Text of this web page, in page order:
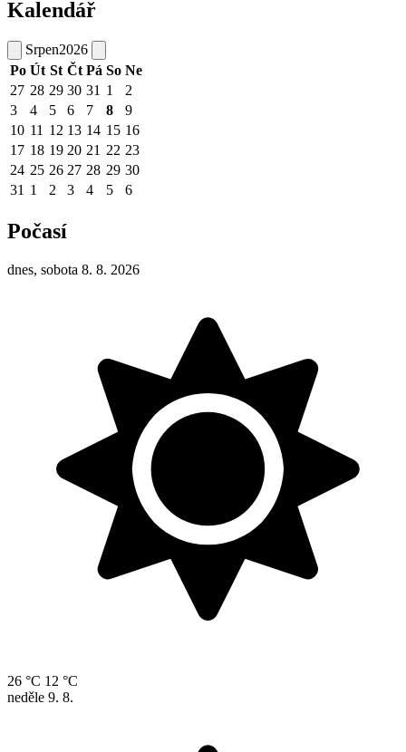
Kalendář
Srpen2026
Po Út St Čt Pá So Ne
27 28 29 30 31 1
2
3
4 5 6 7 8
9
10 11 12 13 14 15 16
17 18 19 20 21 22 23
24 25 26 27 28 29 30
31 1 2 3 4 5 6
Počasí
dnes, sobota 8. 8. 2026
26 °C 12 °C
neděle 9. 8.